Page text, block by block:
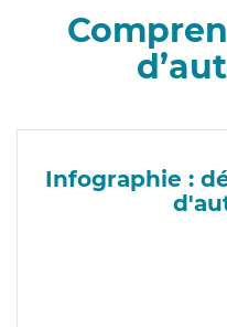
Infographie :